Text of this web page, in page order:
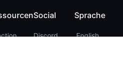
Social
Discord
Sprache
English